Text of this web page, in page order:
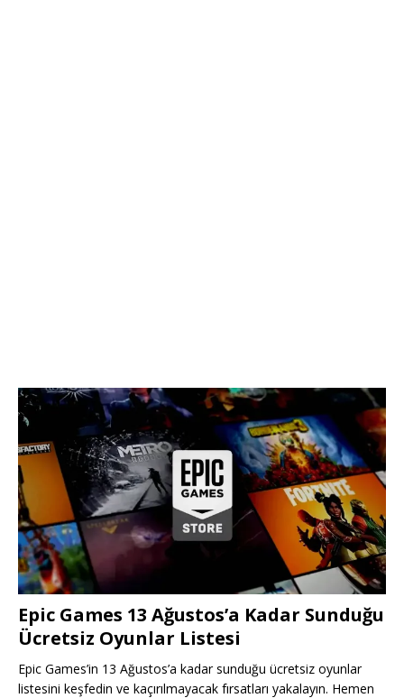
Epic Games 13 Ağustos’a Kadar Sunduğu
Ücretsiz Oyunlar Listesi
Epic Games’in 13 Ağustos’a kadar sunduğu ücretsiz oyunlar
listesini keşfedin ve kaçırılmayacak fırsatları yakalayın. Hemen